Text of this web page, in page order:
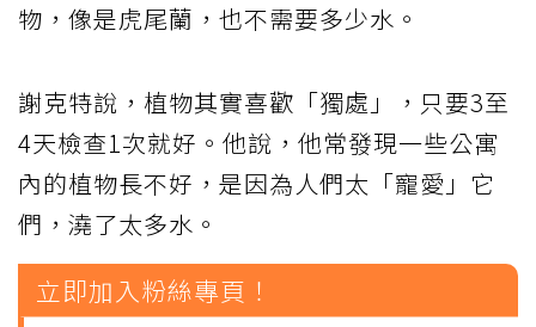
物，像是虎尾蘭，也不需要多少水。
謝克特說，植物其實喜歡「獨處」，只要3至
4天檢查1次就好。他說，他常發現一些公寓
內的植物長不好，是因為人們太「寵愛」它
們，澆了太多水。
立即加入粉絲專頁！